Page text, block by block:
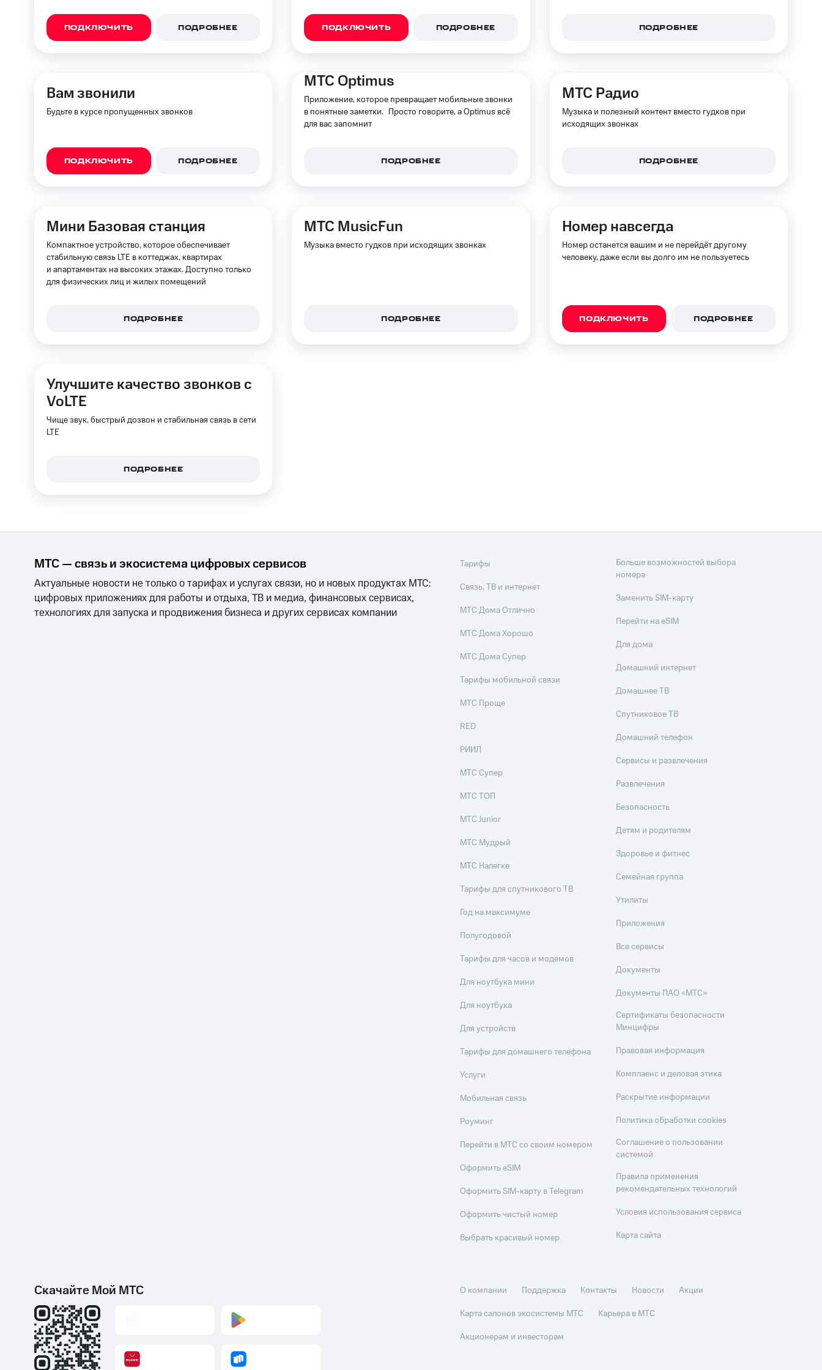
Откладывайте деньги и получайте доход 15%
АкцииУсловия пополнения
Тарифы RED, РИИЛ и МТС Супер дешевле при оплате с карты МТС Деньги
Скидки до 40%
на смартфоны
ПОДКЛЮЧИТЬ ПОДРОБНЕЕ ПОДКЛЮЧИТЬ ПОДРОБНЕЕ ПОДРОБНЕЕ
Вам звонили
Будьте в курсе пропущенных звонков
ПОДКЛЮЧИТЬ ПОДРОБНЕЕ
МТС Optimus
Приложение, которое превращает мобильные звонки
в понятные заметки. Просто говорите, а Optimus всё
для вас запомнит
ПОДРОБНЕЕ
МТС Радио
Музыка и полезный контент вместо гудков при
исходящих звонках
ПОДРОБНЕЕ
Мини Базовая станция
Компактное устройство, которое обеспечивает
стабильную связь LTE в коттеджах, квартирах
и апартаментах на высоких этажах. Доступно только
для физических лиц и жилых помещений
ПОДРОБНЕЕ
МТС MusicFun
Музыка вместо гудков при исходящих звонках
ПОДРОБНЕЕ
Номер навсегда
Номер останется вашим и не перейдёт другому
человеку, даже если вы долго им не пользуетесь
ПОДКЛЮЧИТЬ ПОДРОБНЕЕ
Улучшите качество звонков с
VoLTE
Чище звук, быстрый дозвон и стабильная связь в сети
LTE
ПОДРОБНЕЕ
МТС — связь и экосистема цифровых сервисов
Актуальные новости не только о тарифах и услугах связи, но и новых продуктах МТС:
цифровых приложениях для работы и отдыха, ТВ и медиа, финансовых сервисах,
технологиях для запуска и продвижения бизнеса и других сервисах компании
Тарифы
Связь, ТВ и интернет
МТС Дома Отлично
МТС Дома Хорошо
МТС Дома Супер
Тарифы мобильной связи
МТС Проще
RED
РИИЛ
МТС Супер
МТС ТОП
МТС Junior
МТС Мудрый
МТС Налегке
Тарифы для спутникового ТВ
Год на максимуме
Полугодовой
Тарифы для часов и модемов
Для ноутбука мини
Для ноутбука
Для устройств
Тарифы для домашнего телефона
Услуги
Мобильная связь
Роуминг
Перейти в МТС со своим номером
Оформить eSIM
Оформить SIM-карту в Telegram
Оформить чистый номер
Выбрать красивый номер
Больше возможностей выбора
номера
Заменить SIM-карту
Перейти на eSIM
Для дома
Домашний интернет
Домашнее ТВ
Спутниковое ТВ
Домашний телефон
Сервисы и развлечения
Развлечения
Безопасность
Детям и родителям
Здоровье и фитнес
Семейная группа
Утилиты
Приложения
Все сервисы
Документы
Документы ПАО «МТС»
Сертификаты безопасности
Минцифры
Правовая информация
Комплаенс и деловая этика
Раскрытие информации
Политика обработки cookies
Соглашение о пользовании
системой
Правила применения
рекомендательных технологий
Условия использования сервиса
Карта сайта
Скачайте Мой МТС О компании Поддержка Контакты Новости
Акции
Карта салонов экосистемы МТС
Карьера в МТС
Акционерам и инвесторам